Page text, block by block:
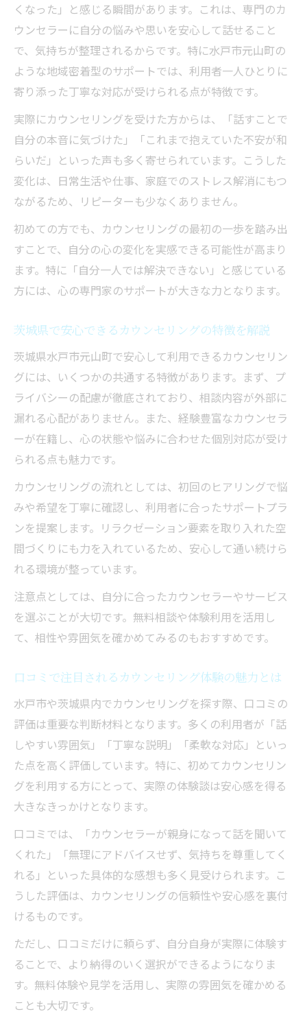
水戸市周辺で選ばれるカウンセリングの理
由
心理カウンセリングが心に寄り添うサポー
ト内容
相談者が安心できるカウンセリングの流れ
を解説
茨城でおすすめのカウンセリングサポート
とは
初めての方におすすめなカウンセリング体験談
を紹介
カウンセリング体験談から見える心の変化
とは
水戸市で実際に体験したカウンセリングの
感想
声
初回カウンセリング体験で得られる気づき
ストレスを和らげるカウンセリングの流れ
カウンセリング体験の流れと安心できる進
め方
ストレス軽減を目指すカウンセリングの進
行方法
初回カウンセリングで行うリラクゼーショ
ン要素
カウンセリングで心がほぐれる理由を解説
無理なく進めるカウンセリング体験のポイ
ント
信頼できる心理サポートを選ぶコツについて
極める方法
安心して相談できるカウンセリング選びの
基準
口コミや評判を重視したカウンセリング選
択術
心理カウンセリングで重要なポイントを解
説
カウンセリング体験者の声を活かす選び方
水戸市で話題のカウンセリング活用法徹底解説
カウンセリング体験が広がる水戸市の活用
法
おすすめカウンセリングの賢い活用ポイン
ト
仕事や家庭で役立つカウンセリング活用事
例
カウンセリングを活かすための工夫やコツ
くなった」と感じる瞬間があります。これは、専門のカ
ウンセラーに自分の悩みや思いを安心して話せること
で、気持ちが整理されるからです。特に水戸市元山町の
ような地域密着型のサポートでは、利用者一人ひとりに
寄り添った丁寧な対応が受けられる点が特徴です。
実際にカウンセリングを受けた方からは、「話すことで
自分の本音に気づけた」「これまで抱えていた不安が和
らいだ」といった声も多く寄せられています。こうした
変化は、日常生活や仕事、家庭でのストレス解消にもつ
ながるため、リピーターも少なくありません。
初めての方でも、カウンセリングの最初の一歩を踏み出
すことで、自分の心の変化を実感できる可能性が高まり
ます。特に「自分一人では解決できない」と感じている
方には、心の専門家のサポートが大きな力となります。
茨城県で安心できるカウンセリングの特徴を解説
茨城県水戸市元山町で安心して利用できるカウンセリン
グには、いくつかの共通する特徴があります。まず、プ
ライバシーの配慮が徹底されており、相談内容が外部に
漏れる心配がありません。また、経験豊富なカウンセラ
ーが在籍し、心の状態や悩みに合わせた個別対応が受け
られる点も魅力です。
カウンセリングの流れとしては、初回のヒアリングで悩
みや希望を丁寧に確認し、利用者に合ったサポートプラ
ンを提案します。リラクゼーション要素を取り入れた空
間づくりにも力を入れているため、安心して通い続けら
れる環境が整っています。
注意点としては、自分に合ったカウンセラーやサービス
を選ぶことが大切です。無料相談や体験利用を活用し
て、相性や雰囲気を確かめてみるのもおすすめです。
口コミで注目されるカウンセリング体験の魅力とは
水戸市や茨城県内でカウンセリングを探す際、口コミの
評価は重要な判断材料となります。多くの利用者が「話
しやすい雰囲気」「丁寧な説明」「柔軟な対応」といっ
た点を高く評価しています。特に、初めてカウンセリン
グを利用する方にとって、実際の体験談は安心感を得る
大きなきっかけとなります。
口コミでは、「カウンセラーが親身になって話を聞いて
くれた」「無理にアドバイスせず、気持ちを尊重してく
れる」といった具体的な感想も多く見受けられます。こ
うした評価は、カウンセリングの信頼性や安心感を裏付
けるものです。
ただし、口コミだけに頼らず、自分自身が実際に体験す
ることで、より納得のいく選択ができるようになりま
す。無料体験や見学を活用し、実際の雰囲気を確かめる
ことも大切です。